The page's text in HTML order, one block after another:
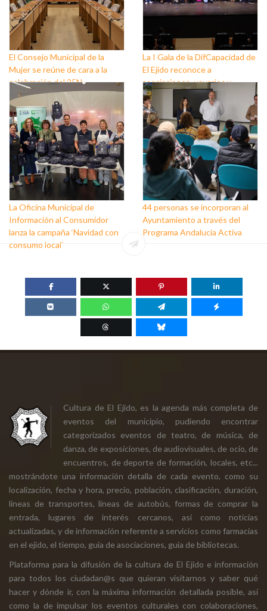
El Consejo Municipal de la
Mujer se reúne de cara a la
celebración del 25N
La I Gala de la DifCapacidad de
El Ejido reconoce a
asociaciones, usuarios y
personas que trabajan a favor
de este colectivo
La Oficina Municipal de
Información al Consumidor
lanza la campaña ‘Navidad con
consumo local’
44 personas se incorporan al
Ayuntamiento a través del
Programa Andalucía Activa
Cultura de El Ejido, es la agenda más completa de
eventos del municipio, pudiendo encontrar
categorizados eventos de teatro, de música, de
danza, de exposiciones, de audiovisuales, de ocio, de
encuentros, de deporte de formación, locales, etc...
mostrándote una información detalla de cada evento, como su
localización, fecha y hora, precio, población, clasificación, duración,
líneas de transportes, líneas de autobús, formas de comprar la
entrada, lugares de interés cercanos, así como noticias
actualizadas, y de información referente a servicios como farmacias
en el ejido, el tiempo, guía de asociaciones, guía de bibliotecas.
Plataforma para la difusión de la cultura de El Ejido e información
para todos los ciudadan@s que quieran visitarnos y saber qué
hacer y dónde ir, con la máxima información detallada posible, así
como la de impulsar los eventos culturales con colaboraciones,